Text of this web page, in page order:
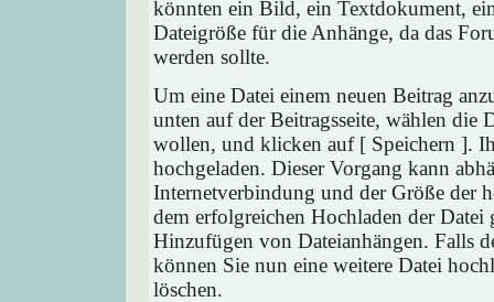
könnten ein Bild, ein Textdokument,
Dateigröße für die Anhänge, da das
werden sollte.
Um eine Datei einem neuen Beitrag
unten auf der Beitragsseite, wählen
wollen, und klicken auf [ Speichern ].
hochgeladen. Dieser Vorgang kann
Internetverbindung und der Größe der
dem erfolgreichen Hochladen der
Hinzufügen von Dateianhängen. Falls
können Sie nun eine weitere Datei
löschen.